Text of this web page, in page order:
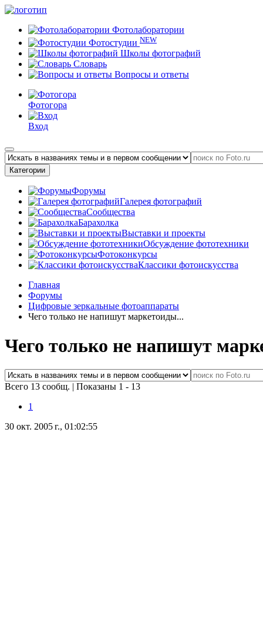
Фотолаборатории
Фотостудии NEW
Школы фотографий
Словарь
Вопросы и ответы
Фотогора
Вход
Категории
Форумы
Галерея фотографий
Сообщества
Барахолка
Выставки и проекты
Обсуждение фототехники
Фотоконкурсы
Классики фотоискусства
Главная
Форумы
Цифровые зеркальные фотоаппараты
Чего только не напишут маркетоиды...
Чего только не напишут
Всего 13 сообщ. | Показаны 1 - 13
1
30 окт. 2005 г., 01:02:55